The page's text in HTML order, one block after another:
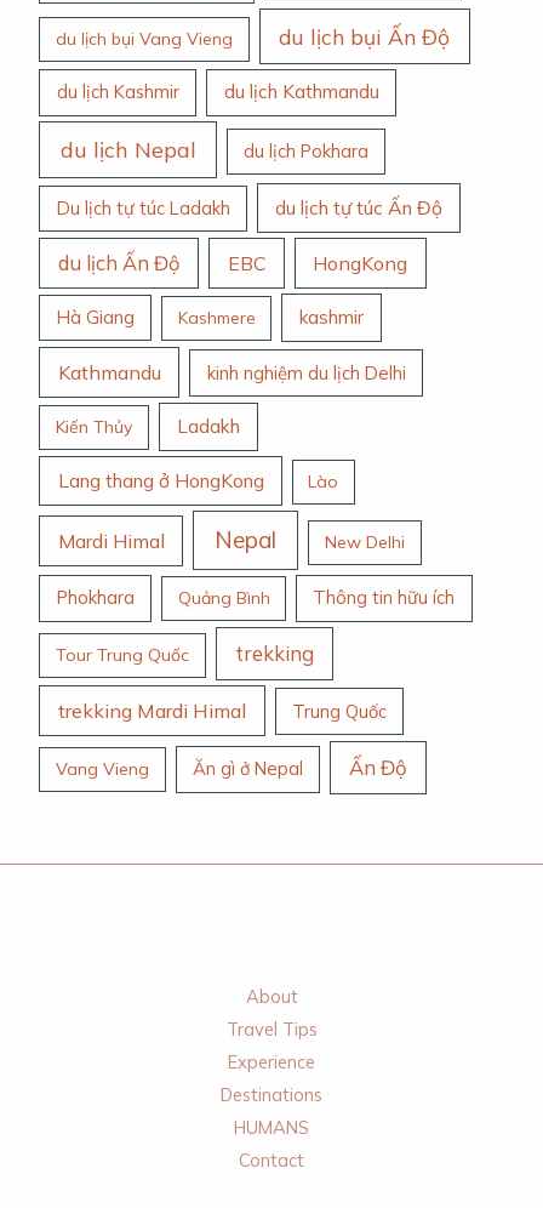
du lịch bụi Vang Vieng du lịch bụi Ấn Độ
du lịch Kashmir du lịch Kathmandu
du lịch Nepal du lịch Pokhara
Du lịch tự túc Ladakh du lịch tự túc Ấn Độ
du lịch Ấn Độ EBC HongKong
Hà Giang Kashmere kashmir
Kathmandu kinh nghiệm du lịch Delhi
Kiến Thủy Ladakh
Lang thang ở HongKong Lào
Mardi Himal Nepal New Delhi
Phokhara Quảng Bình Thông tin hữu ích
Tour Trung Quốc trekking
trekking Mardi Himal Trung Quốc
Vang Vieng Ăn gì ở Nepal Ấn Độ
About
Travel Tips
Experience
Destinations
HUMANS
Contact